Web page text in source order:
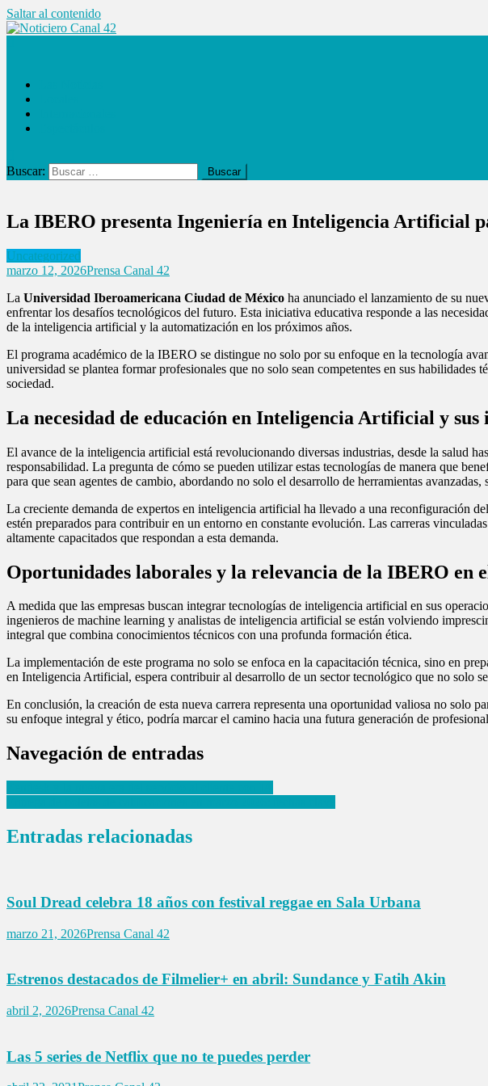
Saltar al contenido
Buscar:
La IBERO presenta Ingeniería en Inteligencia Artificial
Uncategorized
marzo 12, 2026Prensa Canal 42
La Universidad Iberoamericana Ciudad de México ha anunciado el lanzamiento de su
enfrentar los desafíos tecnológicos del futuro. Esta iniciativa educativa responde a las
de la inteligencia artificial y la automatización en los próximos años.
El programa académico de la IBERO se distingue no solo por su enfoque en la tecnología
universidad se plantea formar profesionales que no solo sean competentes en sus
sociedad.
La necesidad de educación en Inteligencia Artificial y sus
El avance de la inteligencia artificial está revolucionando diversas industrias, desde la salud
responsabilidad. La pregunta de cómo se pueden utilizar estas tecnologías de manera que
para que sean agentes de cambio, abordando no solo el desarrollo de herramientas
La creciente demanda de expertos en inteligencia artificial ha llevado a una reconfiguración
estén preparados para contribuir en un entorno en constante evolución. Las carreras
altamente capacitados que respondan a esta demanda.
Oportunidades laborales y la relevancia de la IBERO en
A medida que las empresas buscan integrar tecnologías de inteligencia artificial en sus
ingenieros de machine learning y analistas de inteligencia artificial se están volviendo
integral que combina conocimientos técnicos con una profunda formación ética.
La implementación de este programa no solo se enfoca en la capacitación técnica, sino en
en Inteligencia Artificial, espera contribuir al desarrollo de un sector tecnológico que no solo
En conclusión, la creación de esta nueva carrera representa una oportunidad valiosa no solo
su enfoque integral y ético, podría marcar el camino hacia una futura generación de
Navegación de entradas
Entradas relacionadas
Soul Dread celebra 18 años con festival reggae en Sala Urbana
marzo 21, 2026Prensa Canal 42
Estrenos destacados de Filmelier+ en abril: Sundance y Fatih Akin
abril 2, 2026Prensa Canal 42
Las 5 series de Netflix que no te puedes perder